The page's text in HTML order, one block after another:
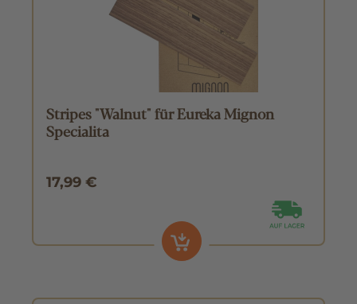
Stripes "Walnut" für Eureka Mignon
Specialita
17,99 €